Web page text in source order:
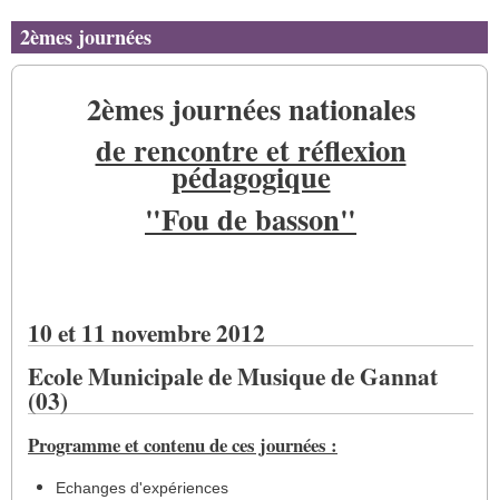
di
pane
2èmes journées
2èmes journées nationales
de rencontre et réflexion
pédagogique
"Fou de basson"
10 et 11 novembre 2012
Ecole Municipale de Musique de Gannat
(03)
Programme et contenu de ces journées :
Echanges d'expériences